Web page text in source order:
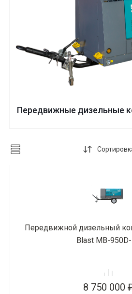
Передвижные дизельные
Передвижной дизельный
Blast MB-
8 750 000